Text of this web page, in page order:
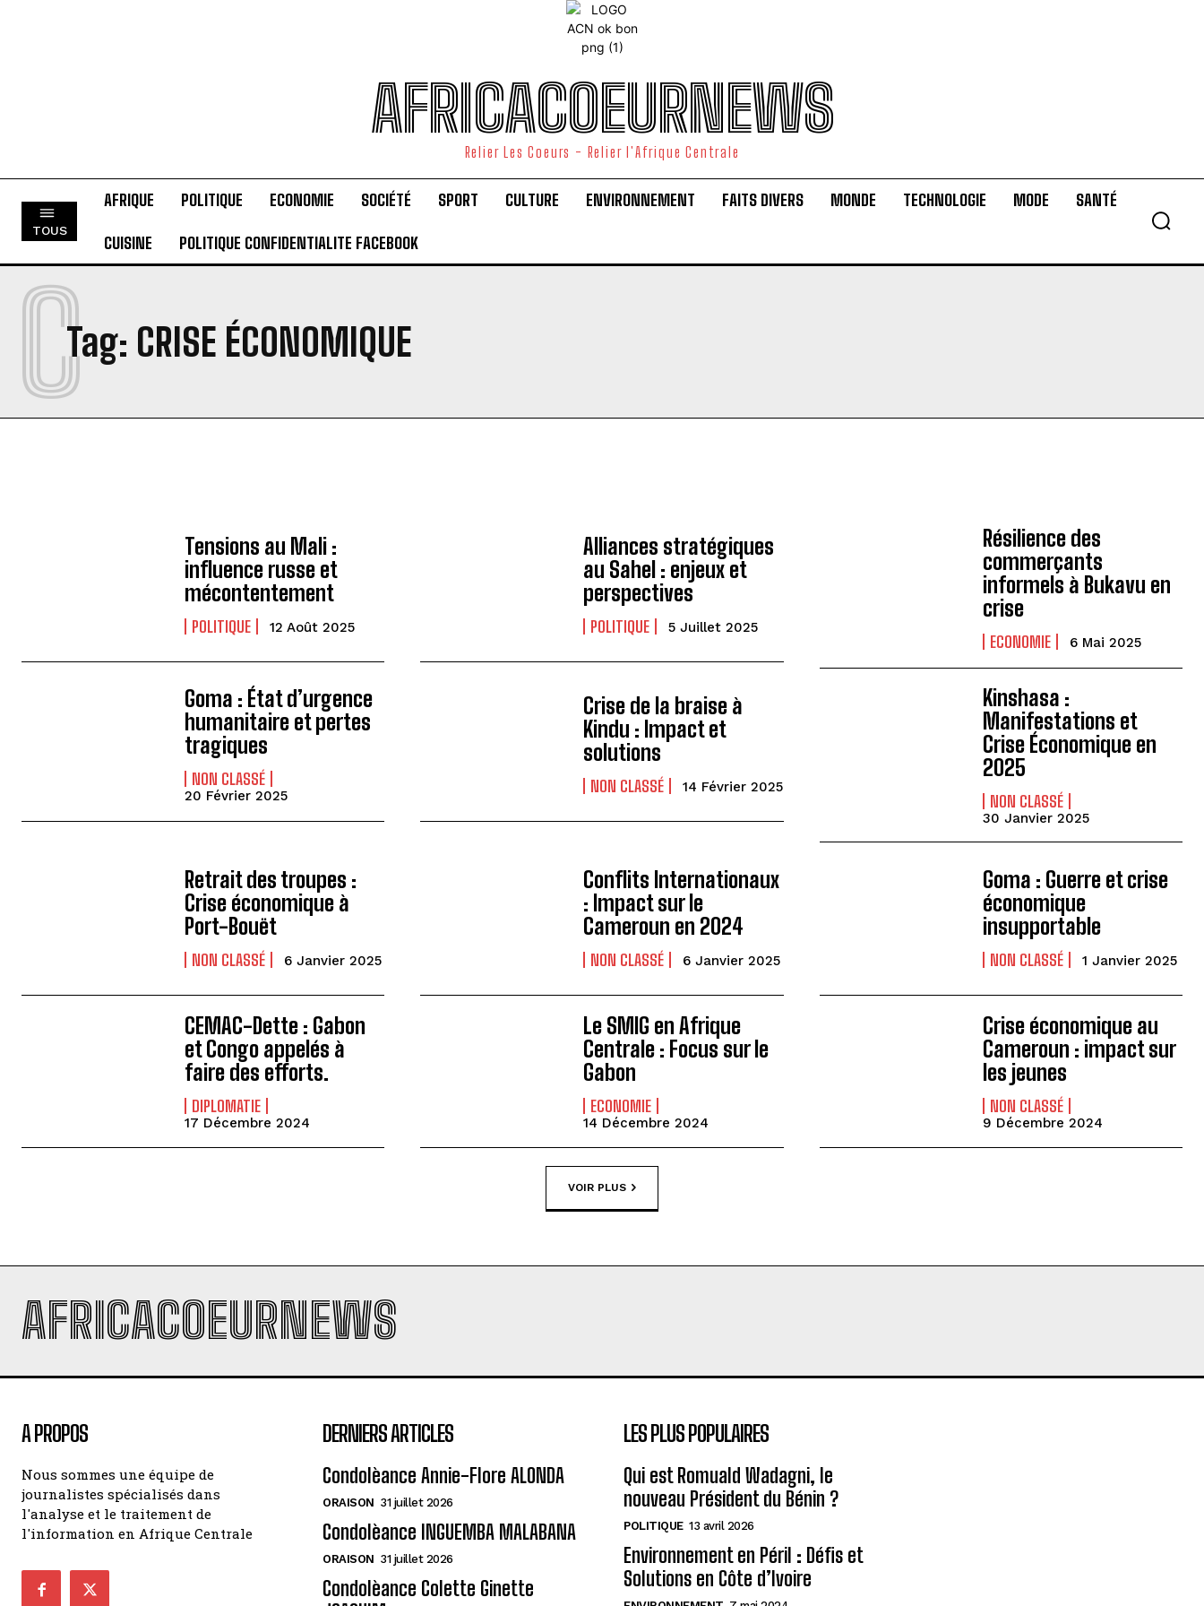
AFRICACOEURNEWS
Relier Les Coeurs - Relier l'Afrique Centrale
TOUS
AFRIQUE POLITIQUE ECONOMIE SOCIÉTÉ SPORT CULTURE ENVIRONNEMENT FAITS DIVERS MONDE TECHNOLOGIE MODE SANTÉ
CUISINE POLITIQUE CONFIDENTIALITE FACEBOOK
Tag: CRISE ÉCONOMIQUE
C
Tensions au Mali :
influence russe et
mécontentement
POLITIQUE 12 Août 2025
Alliances stratégiques
au Sahel : enjeux et
perspectives
POLITIQUE 5 Juillet 2025
Résilience des
commerçants
informels à Bukavu en
crise
ECONOMIE 6 Mai 2025
Goma : État d’urgence
humanitaire et pertes
tragiques
NON CLASSÉ
20 Février 2025
Crise de la braise à
Kindu : Impact et
solutions
NON CLASSÉ 14 Février 2025
Kinshasa :
Manifestations et
Crise Économique en
2025
NON CLASSÉ
30 Janvier 2025
Retrait des troupes :
Crise économique à
Port-Bouët
NON CLASSÉ 6 Janvier 2025
Conflits Internationaux
: Impact sur le
Cameroun en 2024
NON CLASSÉ 6 Janvier 2025
Goma : Guerre et crise
économique
insupportable
NON CLASSÉ 1 Janvier 2025
CEMAC-Dette : Gabon
et Congo appelés à
faire des efforts.
DIPLOMATIE
17 Décembre 2024
Le SMIG en Afrique
Centrale : Focus sur le
Gabon
ECONOMIE
14 Décembre 2024
Crise économique au
Cameroun : impact sur
les jeunes
NON CLASSÉ
9 Décembre 2024
VOIR PLUS
AFRICACOEURNEWS
A PROPOS
Nous sommes une équipe de
journalistes spécialisés dans
l'analyse et le traitement de
l'information en Afrique Centrale
DERNIERS ARTICLES
Condolèance Annie-Flore ALONDA
ORAISON 31 juillet 2026
Condolèance INGUEMBA MALABANA
ORAISON 31 juillet 2026
Condolèance Colette Ginette
LES PLUS POPULAIRES
Qui est Romuald Wadagni, le
nouveau Président du Bénin ?
POLITIQUE 13 avril 2026
Environnement en Péril : Défis et
Solutions en Côte d’Ivoire